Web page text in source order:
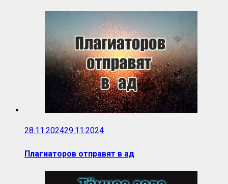
28.11.202429.11.2024
Плагиаторов отправят в ад